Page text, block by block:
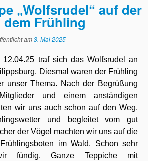
„Wolfsrudel“ auf der
dem Frühling
am3. Mai 2025
12.04.25 traf sich das Wolfsrudel an
Diesmal waren der Frühling
unser Thema. Nach der Begrüßung
und einem anständigen
wir uns auch schon auf den Weg.
und begleitet vom gut
der Vögel machten wir uns auf die
im Wald. Schon sehr
fündig. Ganze Teppiche mit